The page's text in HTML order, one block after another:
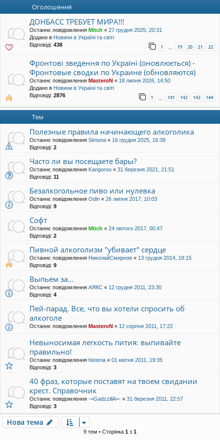
Оголошення
ДОНБАСС ТРЕБУЕТ МИРА!!!
Останнє повідомлення Mitch « 27 грудня 2025, 20:31
Додано в Новини в Україні та світі
Відповіді: 438 1 … 19 20 21 22
Фронтові зведення по Україні (оновлюється) -
Фронтовые сводки по Украине (обновляются)
Останнє повідомлення MasteroN « 18 липня 2026, 14:50
Додано в Новини в Україні та світі
Відповіді: 2876 1 … 141 142 143 144
Тем
Полезные правила начинающего алкоголика
Останнє повідомлення Simona « 16 грудня 2025, 16:38
Відповіді: 2
Часто ли вы посещаете бары?
Останнє повідомлення Kangoroo « 31 березня 2021, 21:51
Відповіді: 11
Безалкогольное пиво или нулевка
Останнє повідомлення Odin « 26 липня 2017, 10:03
Відповіді: 9
Софт
Останнє повідомлення Mitch « 24 лютого 2017, 00:47
Відповіді: 2
Пивной алкоголизм "убивает" сердце
Останнє повідомлення НиколайСмирнов « 13 грудня 2014, 18:15
Відповіді: 9
Выпьем за...
Останнє повідомлення АЯКС « 12 грудня 2011, 23:30
Відповіді: 4
Пей-парад. Все, что вы хотели спросить об
алкоголе
Останнє повідомлення MasteroN « 12 серпня 2011, 17:22
Невыносимая легкость пития: выпивайте
правильно!
Останнє повідомлення histeria « 01 квітня 2011, 19:35
Відповіді: 3
40 фраз, которые поставят на твоем свидании
крест. Справочник
Останнє повідомлення -=GadzzillA=- « 31 березня 2011, 22:57
Відповіді: 3
Нова тема
9 тем • Сторінка 1 з 1